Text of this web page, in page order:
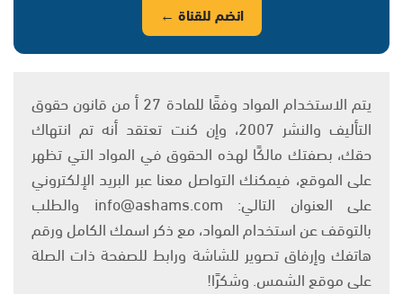
انضم للقناة ←
يتم الاستخدام المواد وفقًا للمادة 27 أ من قانون حقوق
التأليف والنشر 2007، وإن كنت تعتقد أنه تم انتهاك
حقك، بصفتك مالكًا لهذه الحقوق في المواد التي تظهر
على الموقع، فيمكنك التواصل معنا عبر البريد الإلكتروني
على العنوان التالي: info@ashams.com والطلب
بالتوقف عن استخدام المواد، مع ذكر اسمك الكامل ورقم
هاتفك وإرفاق تصوير للشاشة ورابط للصفحة ذات الصلة
على موقع الشمس. وشكرًا!